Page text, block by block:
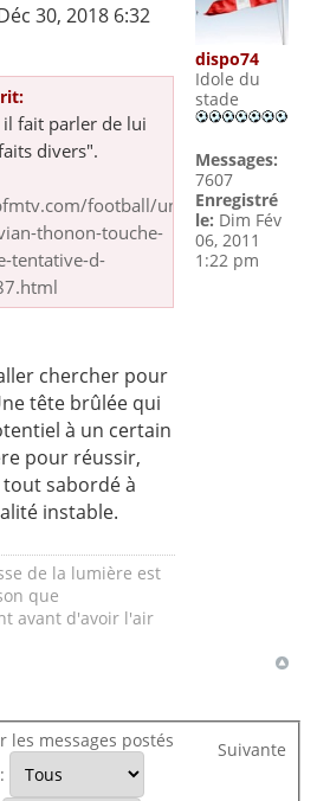
30, 2018 6:32
fait parler de lui
divers".
football/un-
thonon-touche-
tentative-d-
chercher pour
tête brûlée qui
à un certain
pour réussir,
sabordé à
instable.
de la lumière est
que
avant d'avoir l'air
dispo74
Idole du
stade
Messages:
7607
Enregistré
le: Dim Fév
06, 2011
1:22 pm
Suivante
les messages postés